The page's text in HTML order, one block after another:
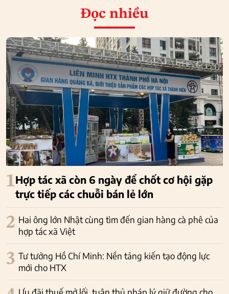
Đọc nhiều
1Hợp tác xã còn 6 ngày để chốt cơ hội gặp
trực tiếp các chuỗi bán lẻ lớn
2 Hai ông lớn Nhật cùng tìm đến gian hàng cà phê của
hợp tác xã Việt
3 Tư tưởng Hồ Chí Minh: Nền tảng kiến tạo động lực
mới cho HTX